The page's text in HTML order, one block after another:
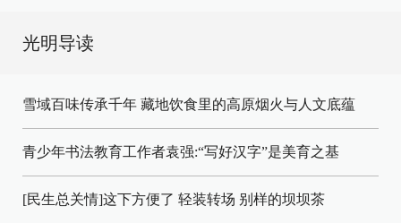
光明导读
雪域百味传承千年 藏地饮食里的高原烟火与人文底蕴
青少年书法教育工作者袁强:“写好汉字”是美育之基
[民生总关情]这下方便了 轻装转场 别样的坝坝茶